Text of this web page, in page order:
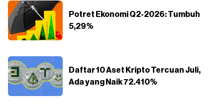
Potret Ekonomi Q2-2026: Tumbuh
5,29%
Daftar 10 Aset Kripto Tercuan Juli,
Ada yang Naik 72.410%